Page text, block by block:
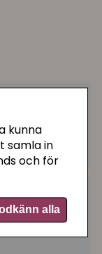
kunna
samla in
och för
alla